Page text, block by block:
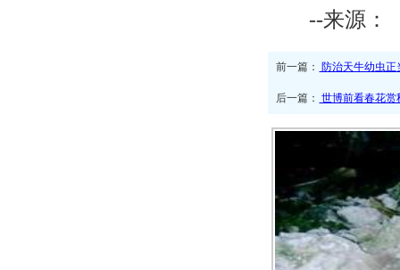
--来源：
前一篇： 防治天牛幼虫正
后一篇： 世博前看春花赏